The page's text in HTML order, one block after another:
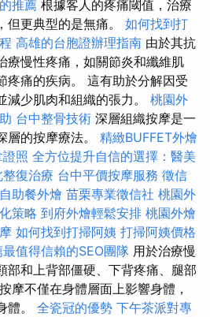
推薦 根據客人的疼痛閾值，治療
但更典型的是無痛。 如何找到打
高雄的台胞證辦理指南 由於其抗
療慢性疼痛，如關節炎和纖維肌
疼痛的疾病。 這有助於分解因受
減少肌肉和組織的張力。 桃園外
台中整骨技術 深層組織按摩是一
層的按摩療法。 精緻BUFFET外燴
照 全方位提升自信的選擇：醫美
整復治療 台中平價按摩服務 徵信
助餐外燴 苗栗專業徵信社 桃園外
策略 到府外燴輕鬆安排 桃園外燴
如何找到打掃阿姨 打掃阿姨價格
值得信賴的SEO團隊 用於治療慢
部和上背部僵硬、下背疼痛、腿部
摩不僅在身體層面上影響身體，
體。 全瓷冠的優勢 下午茶派對專